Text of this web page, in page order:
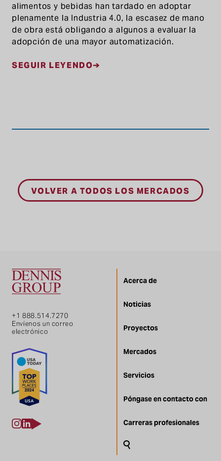
alimentos y bebidas han tardado en adoptar
plenamente la Industria 4.0, la escasez de mano
de obra está obligando a algunos a evaluar la
adopción de una mayor automatización.
SEGUIR LEYENDO
VOLVER A TODOS LOS MERCADOS
+1 888.514.7270
Envíenos un correo
electrónico
Acerca de
Noticias
Proyectos
Mercados
Servicios
Póngase en contacto con
Carreras profesionales